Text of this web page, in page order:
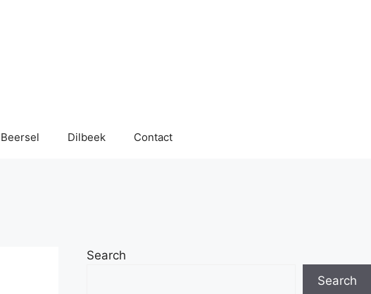
Beersel Dilbeek Contact
Search
Search